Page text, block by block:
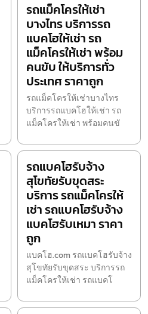
รถแม็คโครให้เช่า
บางไทร บริการรถ
แบคโฮให้เช่า รถ
แม็คโครให้เช่า พร้อม
คนขับ ให้บริการทั่ว
ประเทศ ราคาถูก
รถแม็คโครให้เช่าบางไทร
บริการรถแบคโฮให้เช่า รถ
แม็คโครให้เช่า พร้อมคนขั
รถแบคโฮรับจ้าง
สุโขทัยรับขุดสระ
บริการ รถแม็คโครให้
เช่า รถแบคโฮรับจ้าง
แบคโฮรับเหมา ราคา
ถูก
แบคโฮ.com รถแบคโฮรับจ้าง
สุโขทัยรับขุดสระ บริการรถ
แม็คโครให้เช่า รถแบคโ